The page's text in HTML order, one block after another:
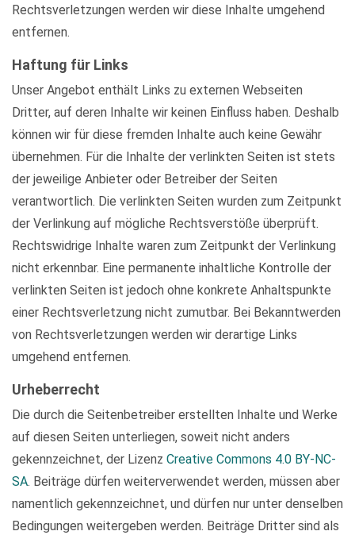
Rechtsverletzungen werden wir diese Inhalte umgehend
entfernen.
Haftung für Links
Unser Angebot enthält Links zu externen Webseiten
Dritter, auf deren Inhalte wir keinen Einfluss haben. Deshalb
können wir für diese fremden Inhalte auch keine Gewähr
übernehmen. Für die Inhalte der verlinkten Seiten ist stets
der jeweilige Anbieter oder Betreiber der Seiten
verantwortlich. Die verlinkten Seiten wurden zum Zeitpunkt
der Verlinkung auf mögliche Rechtsverstöße überprüft.
Rechtswidrige Inhalte waren zum Zeitpunkt der Verlinkung
nicht erkennbar. Eine permanente inhaltliche Kontrolle der
verlinkten Seiten ist jedoch ohne konkrete Anhaltspunkte
einer Rechtsverletzung nicht zumutbar. Bei Bekanntwerden
von Rechtsverletzungen werden wir derartige Links
umgehend entfernen.
Urheberrecht
Die durch die Seitenbetreiber erstellten Inhalte und Werke
auf diesen Seiten unterliegen, soweit nicht anders
gekennzeichnet, der Lizenz Creative Commons 4.0 BY-NC-
SA. Beiträge dürfen weiterverwendet werden, müssen aber
namentlich gekennzeichnet, und dürfen nur unter denselben
Bedingungen weitergeben werden. Beiträge Dritter sind als